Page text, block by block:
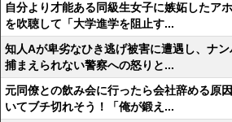
自分より才能ある同級生女子に嫉妬したア
を吹聴して「大学進学を阻止す...
知人Aが卑劣なひき逃げ被害に遭遇し、ナ
捕まえられない警察への怒りと...
元同僚との飲み会に行ったら会社辞める原
いてブチ切れそう！「俺が鍛え...